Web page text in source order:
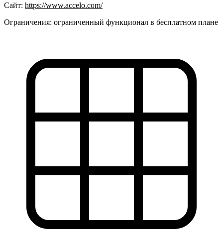
Сайт: https://www.accelo.com/
Ограничения: ограниченный функционал в бесплатном плане